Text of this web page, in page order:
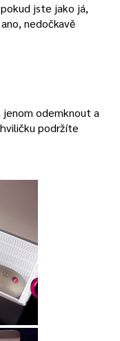
jste jako já,
nedočkavě
odemknout a
podržíte